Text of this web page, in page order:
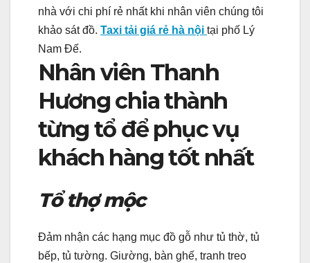
nhà với chi phí rẻ nhất khi nhân viên chúng tôi
khảo sát đồ. Taxi tải giá rẻ hà nội tại phố Lý
Nam Đế.
Nhân viên Thanh
Hương chia thành
từng tổ để phục vụ
khách hàng tốt nhất
Tổ thợ mộc
Đảm nhận các hạng mục đồ gỗ như tủ thờ, tủ
bếp, tủ tường. Giường, bàn ghế, tranh treo